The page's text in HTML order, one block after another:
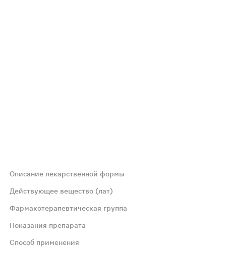
Цвет зеленовато-желтый с
Описание лекарственной формы
Действующее вещество (лат)
Фармакотерапевтическая группа
Показания препарата
Способ применения